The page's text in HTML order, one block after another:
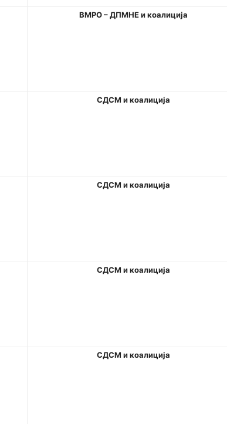
ВМРО–ДПМНЕ и коалиција
СДСМ и коалиција
СДСМ и коалиција
СДСМ и коалиција
СДСМ и коалиција